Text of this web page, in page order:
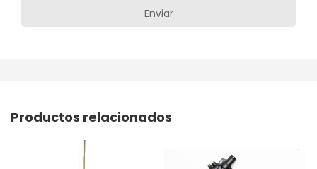
Productos relacionados